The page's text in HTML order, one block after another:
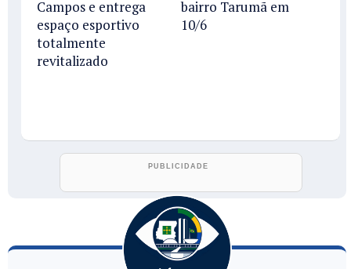
Campos e entrega
espaço esportivo
totalmente
revitalizado
bairro Tarumã em
10/6